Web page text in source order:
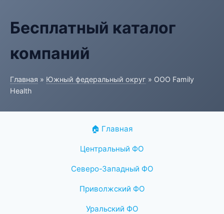
Бесплатный каталог
компаний
Главная » Южный федеральный округ » ООО Family
Health
🏠 Главная
Центральный ФО
Северо-Западный ФО
Приволжский ФО
Уральский ФО